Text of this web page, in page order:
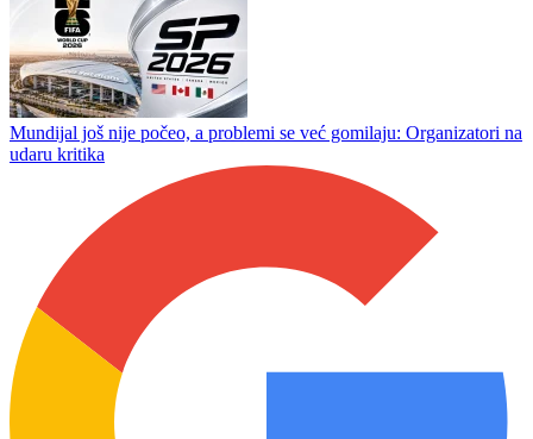
Partizanom
Mundijal kreće iz srca Meksika: Asteka ponovo u centru svjetske
Ćetković na udaru sarajevskih medija